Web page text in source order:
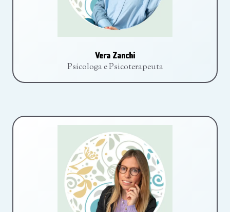
Vera Zanchi
Psicologa e Psicoterapeuta